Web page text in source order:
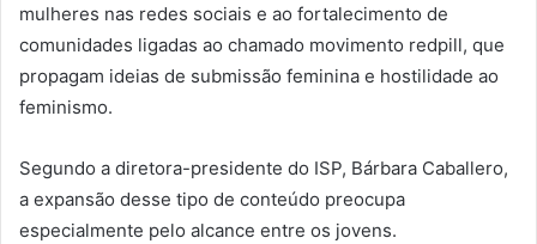
mulheres nas redes sociais e ao fortalecimento de
comunidades ligadas ao chamado movimento redpill, que
propagam ideias de submissão feminina e hostilidade ao
feminismo.
Segundo a diretora-presidente do ISP, Bárbara Caballero,
a expansão desse tipo de conteúdo preocupa
especialmente pelo alcance entre os jovens.